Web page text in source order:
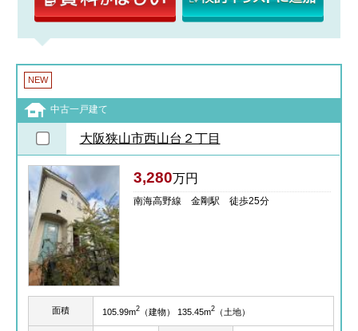
NEW
中古一戸建て
大阪狭山市西山台２丁目
3,280万円
南海高野線 金剛駅 徒歩25分
面積 105.99m2（建物） 135.45m2（土地）